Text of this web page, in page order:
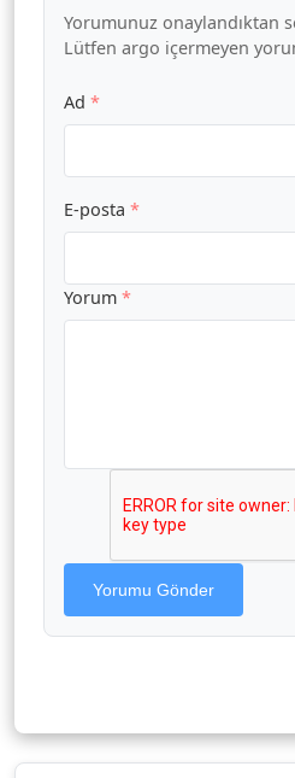
Yorumunuz onaylandıktan
Lütfen argo içermeyen
Ad *
E-posta *
Yorum *
Yorumu Gönder